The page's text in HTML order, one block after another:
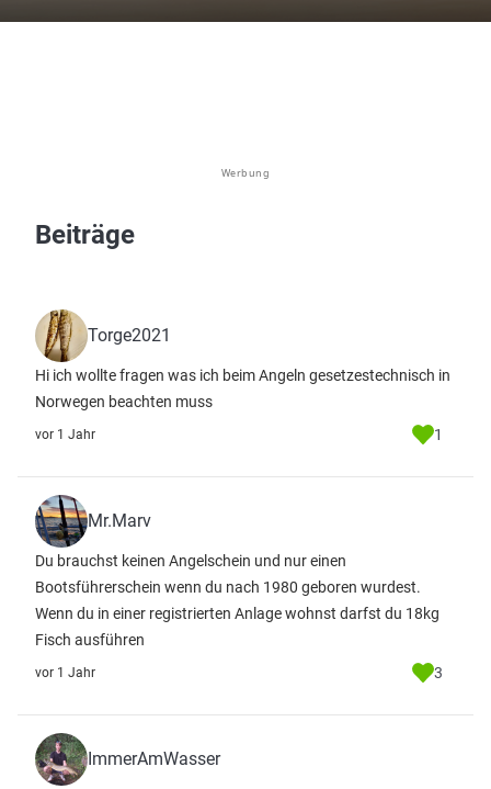
Werbung
Beiträge
Torge2021
Hi ich wollte fragen was ich beim Angeln gesetzestechnisch in
Norwegen beachten muss
vor 1 Jahr 1
Mr.Marv
Du brauchst keinen Angelschein und nur einen
Bootsführerschein wenn du nach 1980 geboren wurdest.
Wenn du in einer registrierten Anlage wohnst darfst du 18kg
Fisch ausführen
vor 1 Jahr 3
ImmerAmWasser